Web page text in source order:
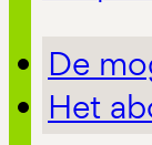
De
Het